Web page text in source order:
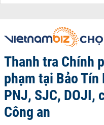
Thanh tra Chính
phạm tại Bảo Tín
PNJ, SJC, DOJI,
Công an